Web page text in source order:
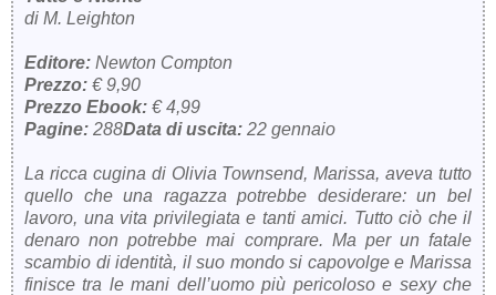
di M. Leighton
Editore: Newton Compton
Prezzo: € 9,90
Prezzo Ebook: € 4,99
Pagine: 288Data di uscita: 22 gennaio
La ricca cugina di Olivia Townsend, Marissa, aveva tutto
quello che una ragazza potrebbe desiderare: un bel
lavoro, una vita privilegiata e tanti amici. Tutto ciò che il
denaro non potrebbe mai comprare. Ma per un fatale
scambio di identità, il suo mondo si capovolge e Marissa
finisce tra le mani dell’uomo più pericoloso e sexy che